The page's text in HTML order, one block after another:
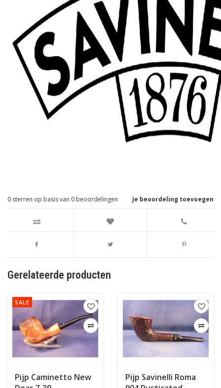
Je beoordeling toevoegen
0 sterren op basis van 0 beoordelingen
Gerelateerde producten
SALE
Pijp Caminetto New
Pijp Savinelli Roma